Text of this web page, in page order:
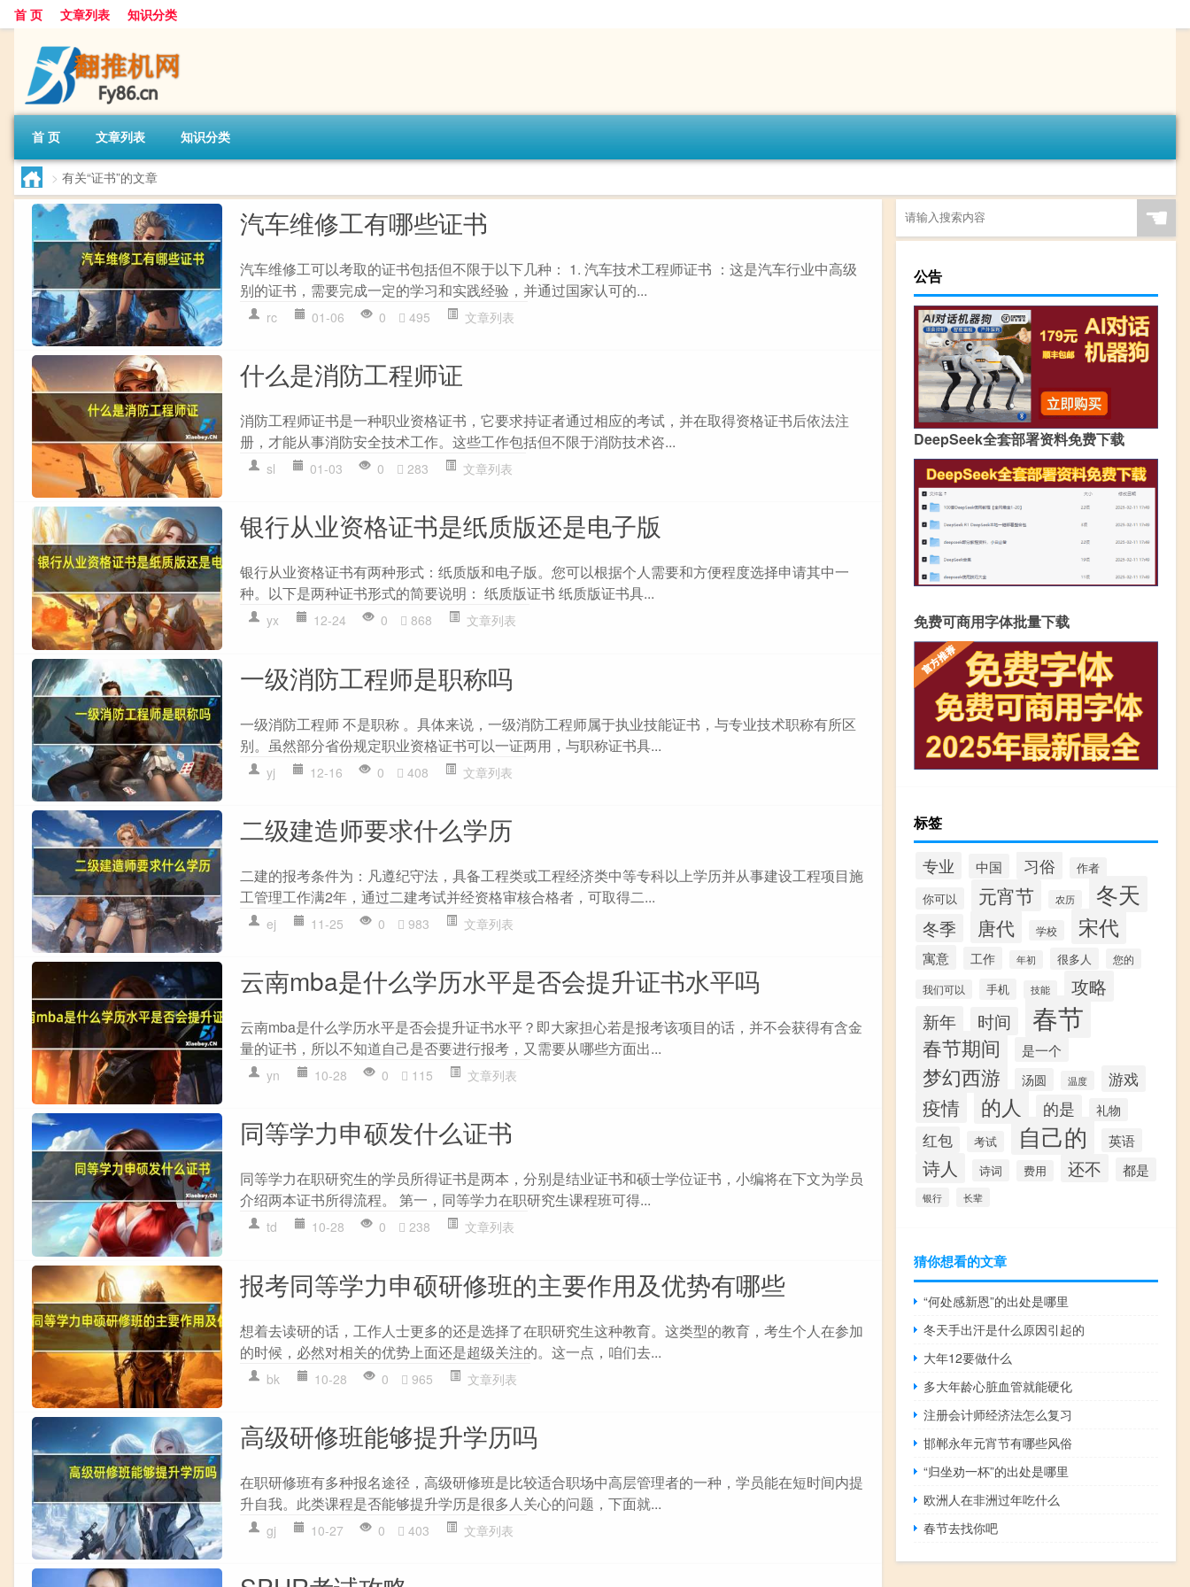
首 页 文章列表 知识分类
首 页 文章列表 知识分类
> 有关“证书”的文章
汽车维修工有哪些证书
汽车维修工可以考取的证书包括但不限于以下几种： 1. 汽车技术工程师证书 ：这是汽车行业中高级
别的证书，需要完成一定的学习和实践经验，并通过国家认可的...
rc 01-06 0 495 文章列表
什么是消防工程师证
消防工程师证书是一种职业资格证书，它要求持证者通过相应的考试，并在取得资格证书后依法注
册，才能从事消防安全技术工作。这些工作包括但不限于消防技术咨...
sl 01-03 0 283 文章列表
银行从业资格证书是纸质版还是电子版
银行从业资格证书有两种形式：纸质版和电子版。您可以根据个人需要和方便程度选择申请其中一
种。以下是两种证书形式的简要说明： 纸质版证书 纸质版证书具...
yx 12-24 0 868 文章列表
一级消防工程师是职称吗
一级消防工程师 不是职称 。具体来说，一级消防工程师属于执业技能证书，与专业技术职称有所区
别。虽然部分省份规定职业资格证书可以一证两用，与职称证书具...
yj 12-16 0 408 文章列表
二级建造师要求什么学历
二建的报考条件为：凡遵纪守法，具备工程类或工程经济类中等专科以上学历并从事建设工程项目施
工管理工作满2年，通过二建考试并经资格审核合格者，可取得二...
ej 11-25 0 983 文章列表
云南mba是什么学历水平是否会提升证书水平吗
云南mba是什么学历水平是否会提升证书水平？即大家担心若是报考该项目的话，并不会获得有含金
量的证书，所以不知道自己是否要进行报考，又需要从哪些方面出...
yn 10-28 0 115 文章列表
同等学力申硕发什么证书
同等学力在职研究生的学员所得证书是两本，分别是结业证书和硕士学位证书，小编将在下文为学员
介绍两本证书所得流程。 第一，同等学力在职研究生课程班可得...
td 10-28 0 238 文章列表
报考同等学力申硕研修班的主要作用及优势有哪些
想着去读研的话，工作人士更多的还是选择了在职研究生这种教育。这类型的教育，考生个人在参加
的时候，必然对相关的优势上面还是超级关注的。这一点，咱们去...
bk 10-28 0 965 文章列表
高级研修班能够提升学历吗
在职研修班有多种报名途径，高级研修班是比较适合职场中高层管理者的一种，学员能在短时间内提
升自我。此类课程是否能够提升学历是很多人关心的问题，下面就...
gj 10-27 0 403 文章列表
☚
公告
DeepSeek全套部署资料免费下载
免费可商用字体批量下载
标签
专业 中国 习俗 作者
你可以 元宵节 农历 冬天
冬季 唐代 学校 宋代
寓意 工作 年初 很多人 您的
我们可以 手机 技能 攻略
新年 时间 春节
春节期间 是一个
梦幻西游 汤圆 温度 游戏
疫情 的人 的是 礼物
红包 考试 自己的 英语
诗人 诗词 费用 还不 都是
银行 长辈
猜你想看的文章
“何处感新恩”的出处是哪里
冬天手出汗是什么原因引起的
大年12要做什么
多大年龄心脏血管就能硬化
注册会计师经济法怎么复习
邯郸永年元宵节有哪些风俗
“归坐劝一杯”的出处是哪里
欧洲人在非洲过年吃什么
春节去找你吧